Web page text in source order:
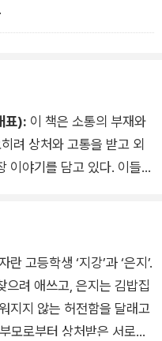
버스가 오길 기다렸다. 누
이었다. 스토리텔링 버스의
표): 이 책은 소통의 부재와
려 상처와 고통을 받고 외
이야기를 담고 있다. 이들이
, 그리고 어떻게 성장하고
라인을 통해 보여준다. 그
로 이해하려고 노력하는 것,
, 그리고 최선을 다해 삶을
이가 많든 적든 우린 모두
고등학생 ‘지강’과 ‘은지’.
으려 애쓰고, 은지는 김밥집
지지 않는 허전함을 달래고
모로부터 상처받은 서로를